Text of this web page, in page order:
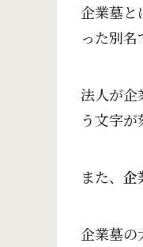
企業墓と
った別名
法人が企
う文字
また、 企
企業墓の